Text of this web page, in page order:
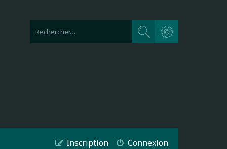
Rechercher
Recherche avancée
Connexion
Inscription